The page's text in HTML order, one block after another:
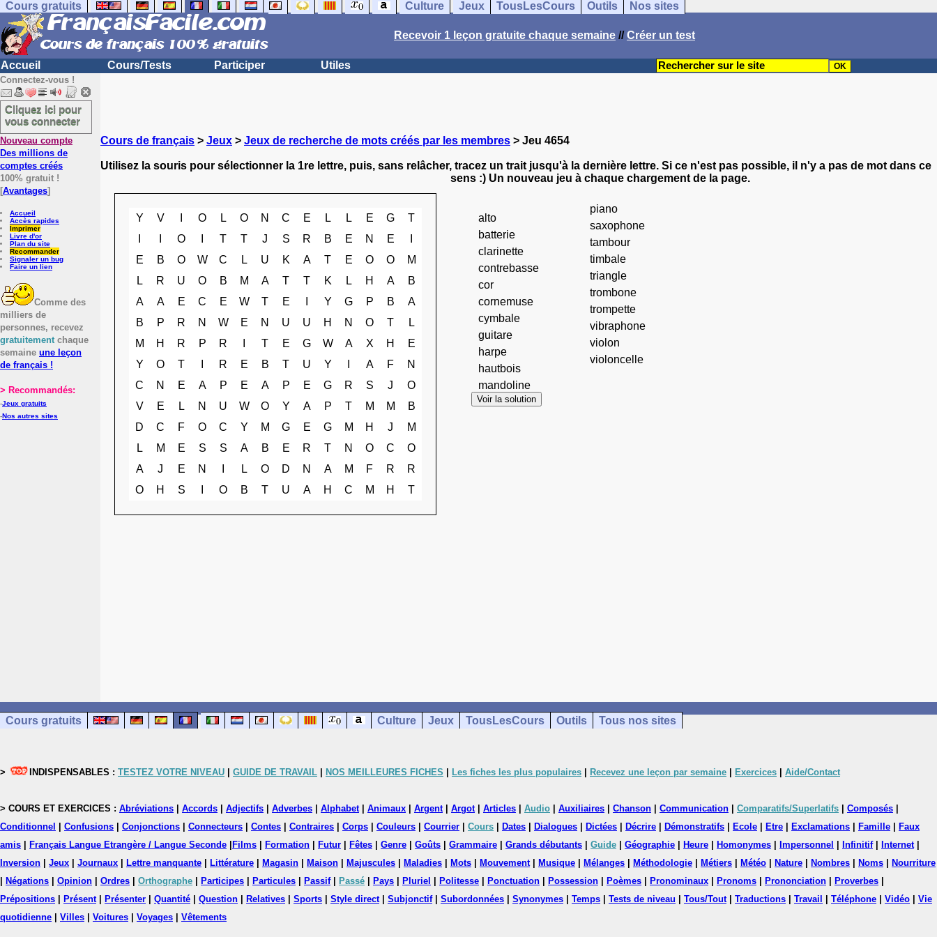
Cours gratuits Culture Jeux TousLesCours Outils Nos sites
Recevoir 1 leçon gratuite chaque semaine //Créer un test
Accueil Cours/Tests Participer Utiles
Connectez-vous !
Cliquez ici pour
vous connecter
Nouveau compte
Des millions de
comptes créés
100% gratuit !
[Avantages]
Accueil
Accès rapides
Imprimer
Livre d'or
Plan du site
Recommander
Signaler un bug
Faire un lien
Comme des
milliers de
personnes, recevez
gratuitementchaque
semaine une leçon
de français !
> Recommandés:
-Jeux gratuits
-Nos autres sites
Cours de français > Jeux > Jeux de recherche de mots créés par les membres > Jeu 4654
Utilisez la souris pour sélectionner la 1re lettre, puis, sans relâcher, tracez un trait jusqu'à la dernière lettre. Si ce n'est pas possible, il n'y a pas de mot dans ce
sens :) Un nouveau jeu à chaque chargement de la page.
Y V O L O N C E L L E G
T
O T T J S R B E N E
E
B O W C L U K A T E O O
M
L
R U O B M A T T K L H A
B
A
A E C E W T E Y G P B
A
B
P R N W E N U U H N O T
L
M
H R P R T E G W A X H
E
Y
O T R E B T U Y A F
N
C
N E A P E A P E G R S J
O
V
E L N U W O Y A P T M M
B
D
C F O C Y M G E G M H J
M
L
M E S S A B E R T N O C
O
A
J E N L O D N A M F R
R
O
H S O B T U A H C M H T
alto
batterie
clarinette
contrebasse
cor
cornemuse
cymbale
guitare
harpe
hautbois
mandoline
piano
saxophone
tambour
timbale
triangle
trombone
trompette
vibraphone
violon
violoncelle
Voir la solution
Cours gratuits Culture Jeux TousLesCours Outils Tous nos sites
> INDISPENSABLES : TESTEZ VOTRE NIVEAU GUIDE DE TRAVAIL NOS MEILLEURES FICHES Les fiches les plus populaires Recevez une leçon par semaine Exercices Aide/Contact
> COURS ET EXERCICES : Abréviations Accords Adjectifs Adverbes Alphabet| Animaux Argent| Argot| Articles Audio Auxiliaires Chanson Communication Comparatifs/Superlatifs Composés
Conditionnel
Confusions Conjonctions Connecteurs Contes Contraires Corps Couleurs Courrier Cours Dates Dialogues Dictées Décrire Démonstratifs Ecole Etre Exclamations Famille
Faux
amis
Français Langue Etrangère / Langue Seconde Films Formation Futur Fêtes Genre Goûts Grammaire Grands débutants Guide Géographie Heure Homonymes Impersonnel Infinitif| Internet|
Inversion
Jeux Journaux Lettre manquante Littérature Magasin Maison Majuscules Maladies Mots Mouvement| Musique Mélanges Méthodologie Métiers Météo Nature Nombres Noms
Nourriture
Négations Opinion Ordres Orthographe Participes Particules Passif| Passé Pays Pluriel Politesse Ponctuation Possession Poèmes Pronominaux Pronoms Prononciation Proverbes
Prépositions
Présent| Présenter Quantité Question Relatives Sports Style direct| Subjonctif| Subordonnées Synonymes Temps Tests de niveau Tous/Tout| Traductions Travail Téléphone Vidéo
Vie
quotidienne
Villes Voitures Voyages Vêtements